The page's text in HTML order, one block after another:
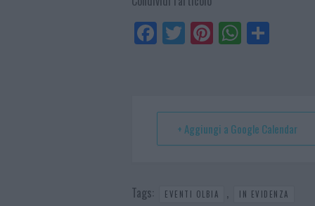
Fa
ce
Tw
itt
Pi
nt
t
W
ha
p
+ Aggiungi a Google Calendar
Tags: EVENTI OLBIA , IN EVIDENZA